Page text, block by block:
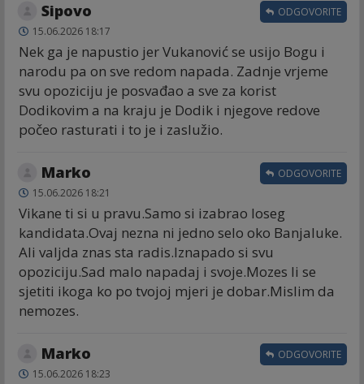
Sipovo
15.06.2026 18:17
Nek ga je napustio jer Vukanović se usijo Bogu i
narodu pa on sve redom napada. Zadnje vrjeme
svu opoziciju je posvađao a sve za korist
Dodikovim a na kraju je Dodik i njegove redove
počeo rasturati i to je i zaslužio.
ODGOVORITE
Marko
15.06.2026 18:21
Vikane ti si u pravu.Samo si izabrao loseg
kandidata.Ovaj nezna ni jedno selo oko Banjaluke.
Ali valjda znas sta radis.Iznapado si svu
opoziciju.Sad malo napadaj i svoje.Mozes li se
sjetiti ikoga ko po tvojoj mjeri je dobar.Mislim da
nemozes.
ODGOVORITE
Marko
15.06.2026 18:23
ODGOVORITE